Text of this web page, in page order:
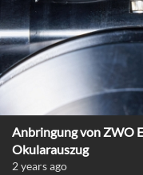
Anbringung von ZWO
Okularauszug
2 years ago